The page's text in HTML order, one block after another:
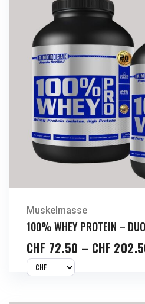
Muskelmasse
100% WHEY PROTEIN –
CHF 72.50 – CHF